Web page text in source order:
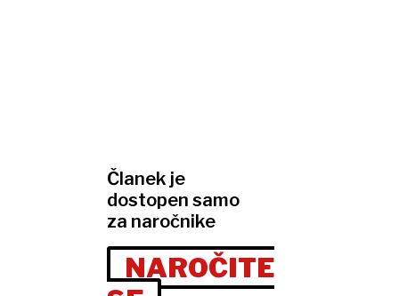
Članek je
dostopen samo
za naročnike
NAROČITE